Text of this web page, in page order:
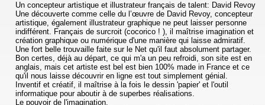
Un concepteur artistique et illustrateur français de talent: David Revoy
Une découverte comme celle du l’œuvre de David Revoy, concepteur
artistique, également illustrateur graphique ne peut laisser personne
indifférent. Français de surcroit (cocorico ! ), il maîtrise imagination et
création graphique ou numérique d'une manière qui laisse admiratif.
Une fort belle trouvaille faite sur le Net qu'il faut absolument partager.
Bon certes, déjà au départ, ce qui m'a un peu refroidi, son site est en
anglais, mais cet artiste est bel est bien 100% made in France et ce
qu'il nous laisse découvrir en ligne est tout simplement génial.
Inventif et créatif, il maîtrise à la fois le dessin 'papier' et l'outil
informatique pour aboutir à de superbes réalisations.
Le pouvoir de l'imagination.